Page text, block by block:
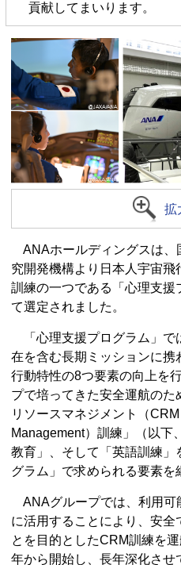
貢献してまいります。
拡
ANAホールディングスは、
究開発機構より日本人宇宙
訓練の一つである「心理支援
て選定されました。
「心理支援プログラム」で
在を含む長期ミッションに携
行動特性の8つ要素の向上を
プで培ってきた安全運航の
リソースマネジメント（
Management）訓練」（以下
教育」、そして「英語訓練」
グラム」で求められる要素を
ANAグループでは、利用可
に活用することにより、安全
とを目的としたCRM訓練を
年から開始し、長年深化さ